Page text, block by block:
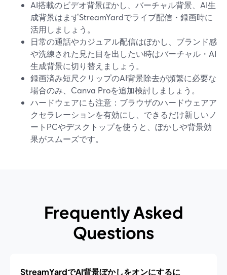
AI搭載のビデオ背景ぼかし、バーチャル背景、AI生
成背景はまずStreamYardでライブ配信・録画時に
活用しましょう。
日常の通話やカジュアル配信はぼかし、ブランド感
や洗練された見た目を出したい時はバーチャル・AI
生成背景に切り替えましょう。
録画済み短尺クリップのAI背景除去が頻繁に必要な
場合のみ、Canva Proを追加検討しましょう。
ハードウェアにも注意：ブラウザのハードウェアア
クセラレーションを有効にし、できるだけ新しいノ
ートPCやデスクトップを使うと、ぼかしや背景効
果がスムーズです。
Frequently Asked
Questions
StreamYardでAI背景ぼかしをオンにするに